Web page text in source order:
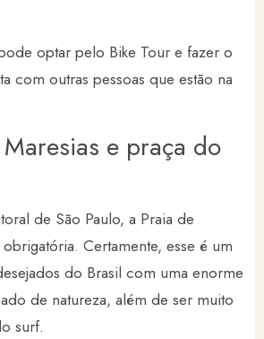
optar pelo Bike Tour e fazer o
com outras pessoas que estão na
e praça do
de São Paulo, a Praia de
Certamente, esse é um
do Brasil com uma enorme
de natureza, além de ser muito
surf.